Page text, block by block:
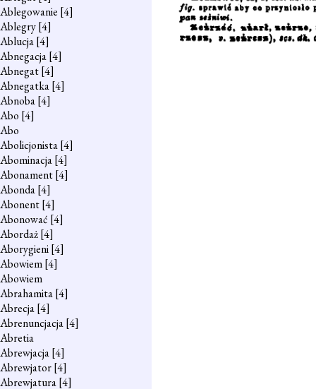
Ablegowanie [4]
Ablegry[4]
Ablucja[4]
Abnegacja[4]
Abnegat[4]
Abnegatka[4]
Abnoba[4]
Abo [4]
Abo
Abolicjonista[4]
Abominacja[4]
Abonament[4]
Abonda[4]
Abonent[4]
Abonować [4]
Abordaż[4]
Aborygieni[4]
Abowiem[4]
Abowiem
Abrahamita[4]
Abrecja[4]
Abrenuncjacja[4]
Abretia
Abrewjacja[4]
Abrewjator[4]
Abrewjatura[4]